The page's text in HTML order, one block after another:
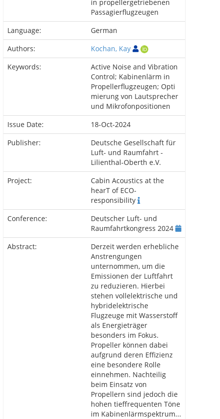
in propellergetriebenen
Passagierflugzeugen
Language:
German
Authors:
Kochan, Kay
Keywords:
Active Noise and Vibration
Control; Kabinenlärm in
Propellerflugzeugen; Opti
mierung von Lautsprecher
und Mikrofonpositionen
Issue Date:
18-Oct-2024
Publisher:
Deutsche Gesellschaft für
Luft- und Raumfahrt -
Lilienthal-Oberth e.V.
Project:
Cabin Acoustics at the
hearT of ECO-
responsibility
Conference:
Deutscher Luft- und
Raumfahrtkongress 2024
Abstract:
Derzeit werden erhebliche
Anstrengungen
unternommen, um die
Emissionen der Luftfahrt
zu reduzieren. Hierbei
stehen vollelektrische und
hybridelektrische
Flugzeuge mit Wasserstoff
als Energieträger
besonders im Fokus.
Propeller können dabei
aufgrund deren Effizienz
eine besondere Rolle
einnehmen. Nachteilig
beim Einsatz von
Propellern sind jedoch die
hohen tieffrequenten Töne
im Kabinenlärmspektrum...